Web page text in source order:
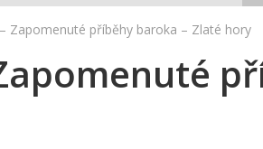
Zapomenuté příběhy baroka – Zlaté hory